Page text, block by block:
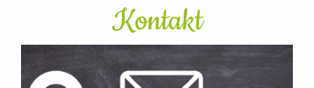
Kontakt